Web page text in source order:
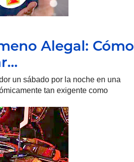
Alegal: Cómo
un sábado por la noche en una
tan exigente como